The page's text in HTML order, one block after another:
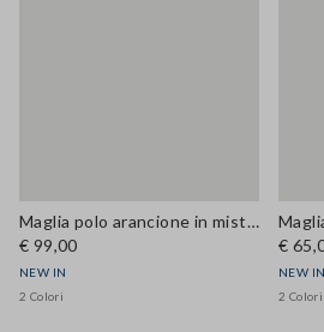
Maglia polo arancione in misto lana e cashmere regular fit
€ 99,00
NEW IN
2 Colori
€
NEW IN
2 Colori